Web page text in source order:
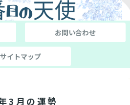
お問い合わせ
サイトマップ
3月の運勢